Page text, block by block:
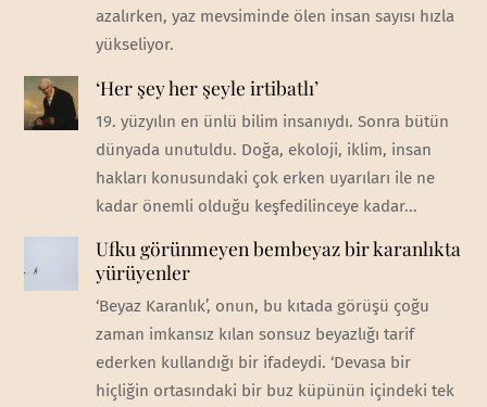
azalırken, yaz mevsiminde ölen insan sayısı hızla
yükseliyor.
‘Her şey her şeyle irtibatlı’
19. yüzyılın en ünlü bilim insanıydı. Sonra bütün
dünyada unutuldu. Doğa, ekoloji, iklim, insan
hakları konusundaki çok erken uyarıları ile ne
kadar önemli olduğu keşfedilinceye kadar...
Ufku görünmeyen bembeyaz bir karanlıkta
yürüyenler
‘Beyaz Karanlık’, onun, bu kıtada görüşü çoğu
zaman imkansız kılan sonsuz beyazlığı tarif
ederken kullandığı bir ifadeydi. ‘Devasa bir
hiçliğin ortasındaki bir buz küpünün içindeki tek